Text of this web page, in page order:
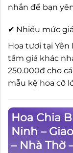
nhắn để bạn
✔ Nhiều mức
Hoa tươi tại
tầm giá khác
250.000đ cho
mẫu kệ hoa cỡ
Hoa Chia
Ninh –
– Nhà Thờ